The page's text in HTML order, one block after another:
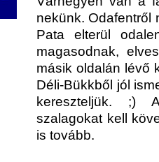
nekünk. Odafentről
Pata elterül
magasodnak,
másik oldalán lévő
Déli-Bükkből jól
kereszteljük. ;)
szalagokat kell
is tovább.